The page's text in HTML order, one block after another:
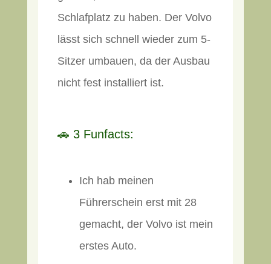
Schlafplatz zu haben. Der Volvo
lässt sich schnell wieder zum 5-
Sitzer umbauen, da der Ausbau
nicht fest installiert ist.
🚗 3 Funfacts:
Ich hab meinen
Führerschein erst mit 28
gemacht, der Volvo ist mein
erstes Auto.